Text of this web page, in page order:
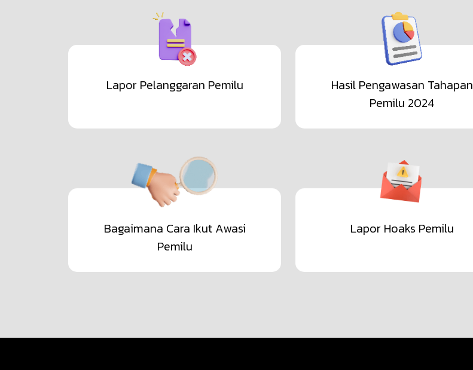
Lapor Pelanggaran Pemilu
Hasil Pengawasan Tahapan
Pemilu 2024
Bagaimana Cara Ikut Awasi
Pemilu
Lapor Hoaks Pemilu